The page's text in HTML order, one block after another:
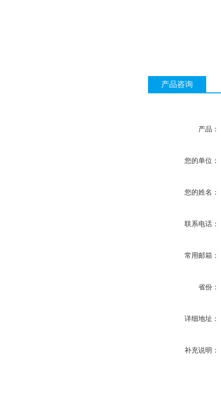
产品咨询
产品：
您的单位：
您的姓名：
联系电话：
常用邮箱：
省份：
详细地址：
补充说明：